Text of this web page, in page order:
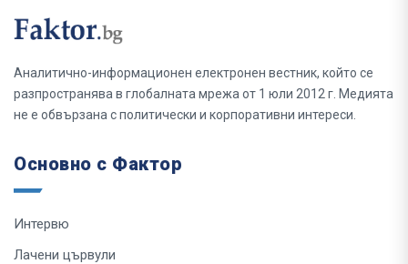
Аналитично-информационен електронен вестник, който се
разпространява в глобалната мрежа от 1 юли 2012 г. Медията
не е обвързана с политически и корпоративни интереси.
Основно с Фактор
Интервю
Лачени цървули